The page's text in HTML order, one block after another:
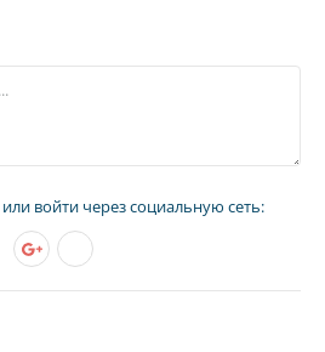
или войти через социальную сеть: